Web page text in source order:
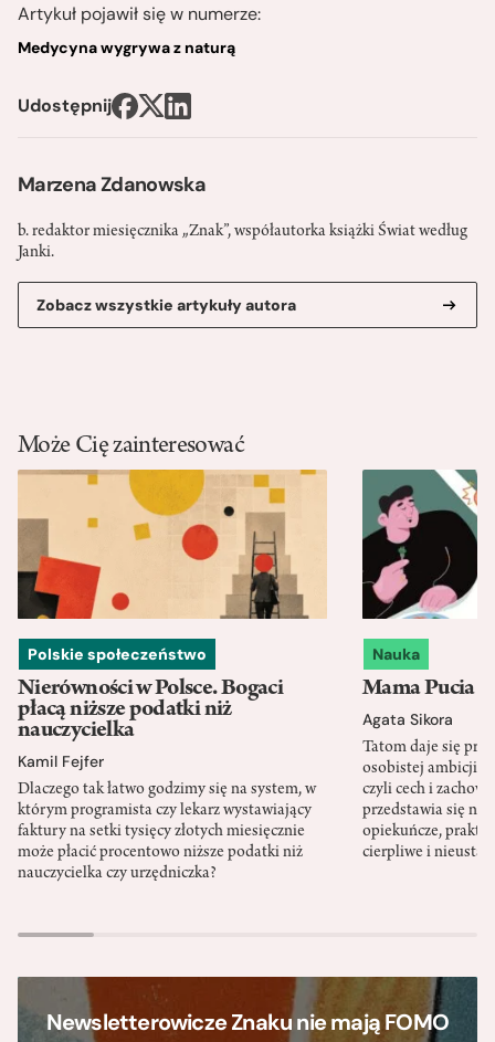
Marzena Zdanowska
b. redaktor miesięcznika „Znak”, współautorka książki Świat według
Janki.
Zobacz wszystkie artykuły autora
Artykuł pojawił się w numerze:
Medycyna wygrywa z naturą
Udostępnij
Może Cię zainteresować
Polskie społeczeństwo
Nierówności w Polsce. Bogaci
płacą niższe podatki niż
nauczycielka
Kamil Fejfer
Dlaczego tak łatwo godzimy się na system, w
którym programista czy lekarz wystawiający
faktury na setki tysięcy złotych miesięcznie
może płacić procentowo niższe podatki niż
nauczycielka czy urzędniczka?
Nauka
Mama Pucia
Agata Sikora
Tatom daje się
osobistej ambicji,
czyli cech i
przedstawia się
opiekuńcze,
cierpliwe i
Newsletterowicze Znaku nie mają FOMO